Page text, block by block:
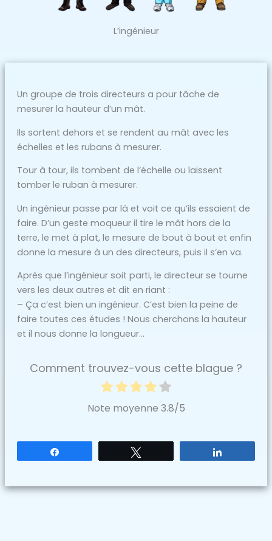
L’ingénieur
Un groupe de trois directeurs a pour tâche de
mesurer la hauteur d’un mât.
Ils sortent dehors et se rendent au mât avec les
échelles et les rubans à mesurer.
Tour à tour, ils tombent de l’échelle ou laissent
tomber le ruban à mesurer.
Un ingénieur passe par là et voit ce qu’ils essaient de
faire. D’un geste moqueur il tire le mât hors de la
terre, le met à plat, le mesure de bout à bout et enfin
donne la mesure à un des directeurs, puis il s’en va.
Après que l’ingénieur soit parti, le directeur se tourne
vers les deux autres et dit en riant :
– Ça c’est bien un ingénieur. C’est bien la peine de
faire toutes ces études ! Nous cherchons la hauteur
et il nous donne la longueur…
Comment trouvez-vous cette blague ?
Note moyenne 3.8/5